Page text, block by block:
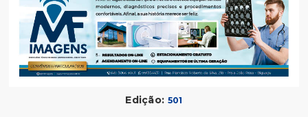
Edição: 501